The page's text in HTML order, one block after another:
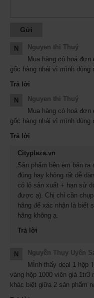
Tảo vàng Spirulina
Tảo vàng Spirulina
N
Nguyen thi Thuý
Mua hàng có hoá đơn
gốc hàng nhái vì mình dùng
Trả lời
N
Nguyen thi Thuý
Mua hàng có hoá đơn
gốc hàng nhái vì mình dùng
Trả lời
Cityplaza.vn
Sản phẩm bên em bán
đúng hay không rất dễ
có lô sản xuất + hạn sử
được ạ). Chị chỉ cần
hãng để xác nhận là biết
hãng không ạ.
Trả lời
N
Nguyễn Thụy Uyên
MÌnh thấy deal 1 hộp
vàng hộp 1000 viên giá 1tr3
khác biệt giữa 2 sản phẩm